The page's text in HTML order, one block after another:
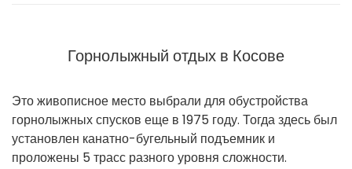
Горнолыжный отдых в Косове
Это живописное место выбрали для обустройства
горнолыжных спусков еще в 1975 году. Тогда здесь был
установлен канатно-бугельный подъемник и
проложены 5 трасс разного уровня сложности.